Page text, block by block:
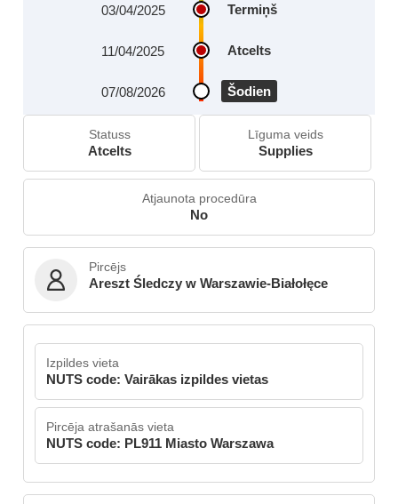
Termiņš
03/04/2025
Atcelts
11/04/2025
Šodien
07/08/2026
Statuss
Atcelts
Līguma veids
Supplies
Atjaunota procedūra
No
Pircējs
Areszt Śledczy w Warszawie-Białołęce
Izpildes vieta
NUTS code: Vairākas izpildes vietas
Pircēja atrašanās vieta
NUTS code: PL911 Miasto Warszawa